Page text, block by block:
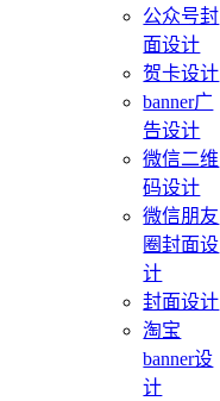
公众号封
面设计
贺卡设计
banner广
告设计
微信二维
码设计
微信朋友
圈封面设
计
封面设计
淘宝
banner设
计